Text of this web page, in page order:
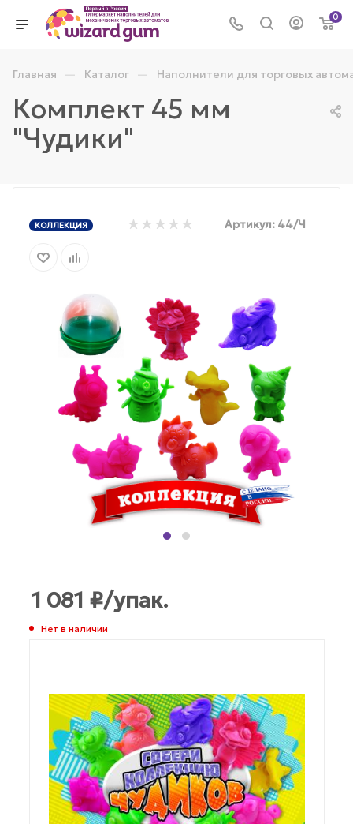
0
Главная — Каталог — Наполнители для торговых
Комплект 45 мм
"Чудики"
КОЛЛЕКЦИЯ Артикул: 44/Ч
1 081 ₽/упак.
Нет в наличии